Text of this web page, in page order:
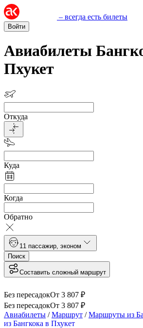
– всегда есть билеты
Войти
Авиабилеты
Пхукет
Откуда
Куда
Когда
Обратно
1 1 пассажир эконом
Поиск
Составить сложный маршрут
Без пересадокОт 3 807 ₽
Без пересадокОт 3 807 ₽
Авиабилеты /Маршрут /Маршруты из
из Бангкока в Пхукет